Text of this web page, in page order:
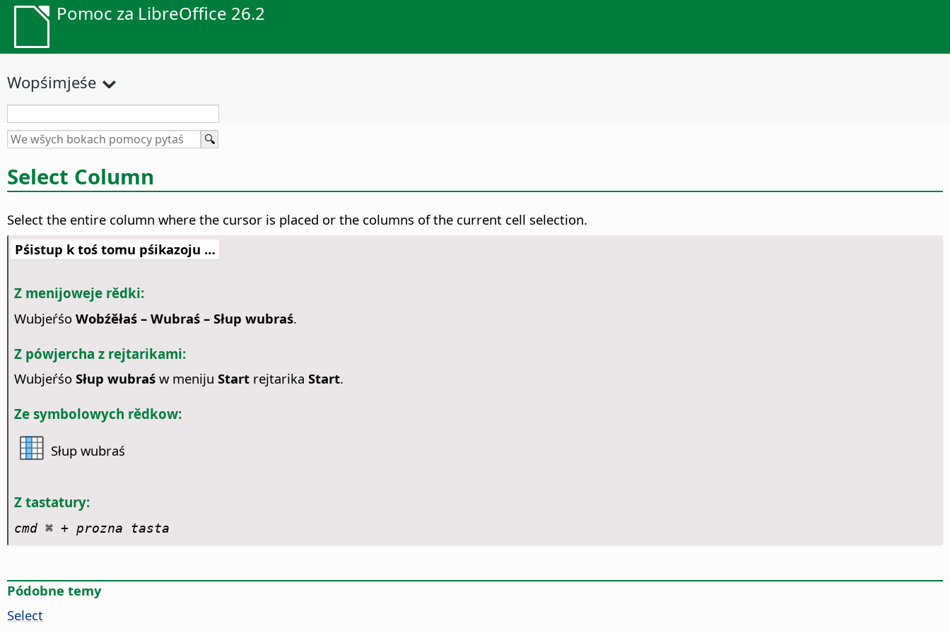
Pomoc za LibreOffice 26.2
Wopśimjeśe
Select Column
Select the entire column where the cursor is placed or the columns of the current cell selection.
Pśistup k toś tomu pśikazoju …
Z menijoweje rědki:
Wubjeŕśo Wobźěłaś – Wubraś – Słup wubraś.
Z pówjercha z rejtarikami:
Wubjeŕśo Słup wubraśw meniju Startrejtarika Start.
Ze symbolowych rědkow:
Słup wubraś
Z tastatury:
cmd ⌘+ prozna tasta
Pódobne temy
Select